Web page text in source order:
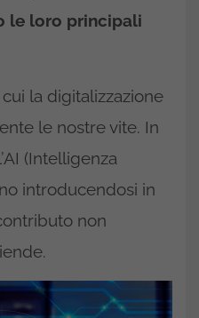
le loro principali
la digitalizzazione
le nostre vite. In
(Intelligenza
introducendosi in
non